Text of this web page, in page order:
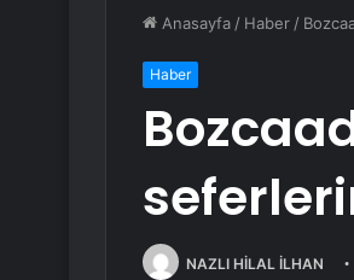
Anasayfa / Haber /
Haber
NAZLI HİLAL İLHAN